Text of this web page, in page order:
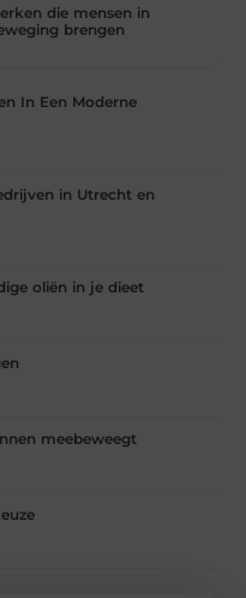
die mensen in
brengen
In Een Moderne
in Utrecht en
oliën in je dieet
meebeweegt